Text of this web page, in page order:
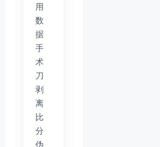
用
数
据
手
术
刀
剥
离
比
分
伪